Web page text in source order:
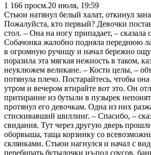
1 166 просм.20 июля, 19:59
Стьюи натянул белый халат, откинул
Пожалуйста, кто первый? Девочки
стол. – Она на ногу припадает, – сказала
Собачонка жалобно подняла переднюю
в огромную ручищу и начал бережно
поразила эта мягкая нежность в таком,
неуклюжем великане. – Кости целы, –
потянула плечо. Постарайтесь, чтобы
утром и вечером втирайте вот это. Он
притирание из бутыли в пузырек
протянул его девочкам. Одна из них
стискивавший шиллинг. – Спасибо, –
свидания. Тут через другую дверь
оборвыша, таща корзинку со
склянками. Стьюи нагнулся и начал с
перебирать бутылочки из-под соусов,